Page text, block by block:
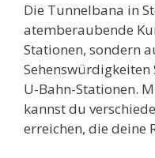
Die Tunnelbana in
atemberaubende
Stationen, sondern
U-Bahn-Stationen.
kannst du
erreichen, die deine